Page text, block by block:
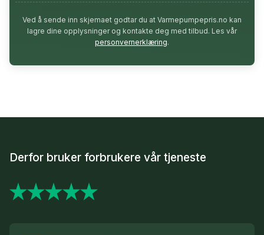
Ved å sende inn skjemaet godtar du at Varmepumpepris.no kan
lagre dine opplysninger og kontakte deg med tilbud. Les vår
personvernerklæring.
Derfor bruker forbrukere vår tjeneste